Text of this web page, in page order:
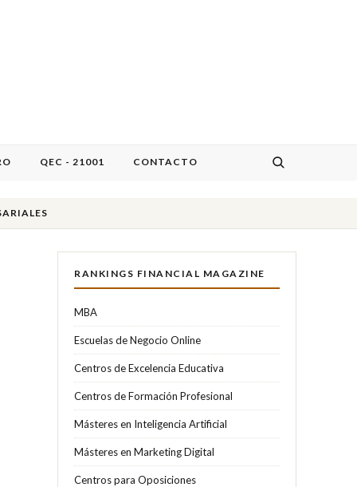
QEC - 21001 CONTACTO
RANKINGS FINANCIAL MAGAZINE
MBA
Escuelas de Negocio Online
Centros de Excelencia Educativa
Centros de Formación Profesional
Másteres en Inteligencia Artificial
Másteres en Marketing Digital
Centros para Oposiciones